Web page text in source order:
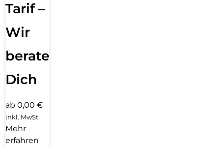
Tarif –
Wir
beraten
Dich
ab 0,00 €
inkl. MwSt.
Mehr
erfahren